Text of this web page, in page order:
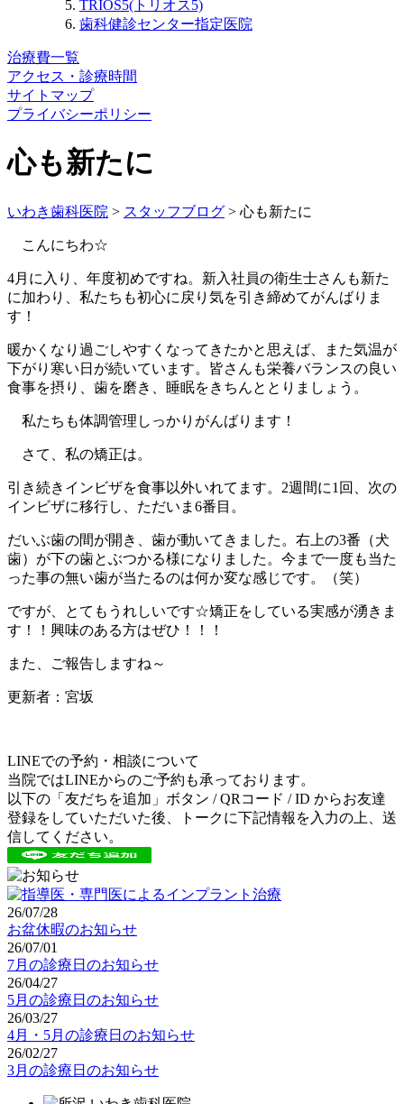
TRIOS5(トリオス5)
歯科健診センター指定医院
治療費一覧
アクセス・診療時間
サイトマップ
プライバシーポリシー
心も新たに
いわき歯科医院 > スタッフブログ > 心も新たに
こんにちわ☆
4月に入り、年度初めですね。新入社員の衛生士さんも新た
に加わり、私たちも初心に戻り気を引き締めてがんばりま
す！
暖かくなり過ごしやすくなってきたかと思えば、また気温が
下がり寒い日が続いています。皆さんも栄養バランスの良い
食事を摂り、歯を磨き、睡眠をきちんととりましょう。
私たちも体調管理しっかりがんばります！
さて、私の矯正は。
引き続きインビザを食事以外いれてます。2週間に1回、次の
インビザに移行し、ただいま6番目。
だいぶ歯の間が開き、歯が動いてきました。右上の3番（犬
歯）が下の歯とぶつかる様になりました。今まで一度も当た
った事の無い歯が当たるのは何か変な感じです。（笑）
ですが、とてもうれしいです☆矯正をしている実感が湧きま
す！！興味のある方はぜひ！！！
また、ご報告しますね～
更新者：宮坂
LINEでの予約・相談について
当院ではLINEからのご予約も承っております。
以下の「友だちを追加」ボタン / QRコード / ID からお友達
登録をしていただいた後、トークに下記情報を入力の上、送
信してください。
26/07/28
お盆休暇のお知らせ
26/07/01
7月の診療日のお知らせ
26/04/27
5月の診療日のお知らせ
26/03/27
4月・5月の診療日のお知らせ
26/02/27
3月の診療日のお知らせ